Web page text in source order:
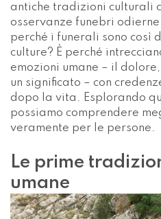
antiche tradizioni culturali
osservanze funebri
perché i funerali sono così
culture? È perché
emozioni umane – il
un significato – con
dopo la vita. Esplorando
possiamo comprendere
veramente per le persone.
Le prime
umane